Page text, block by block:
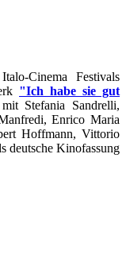
Cinema Festivals
"Ich habe sie gut
Stefania Sandrelli,
Enrico Maria
Hoffmann, Vittorio
deutsche Kinofassung